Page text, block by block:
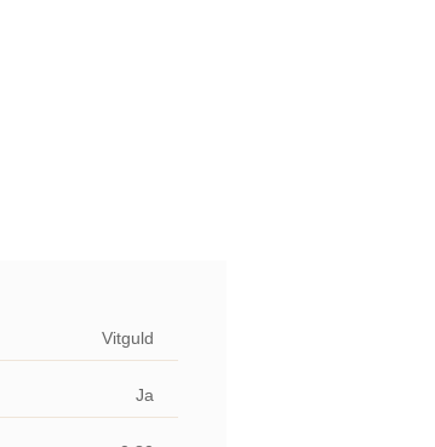
Vitguld
Ja